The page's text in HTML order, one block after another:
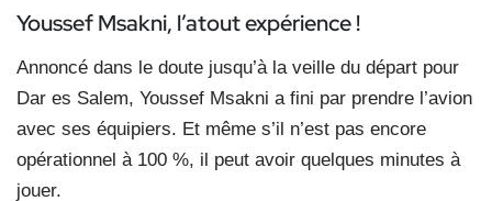
Youssef Msakni, l’atout expérience !
Annoncé dans le doute jusqu’à la veille du départ pour
Dar es Salem, Youssef Msakni a fini par prendre l’avion
avec ses équipiers. Et même s’il n’est pas encore
opérationnel à 100 %, il peut avoir quelques minutes à
jouer.